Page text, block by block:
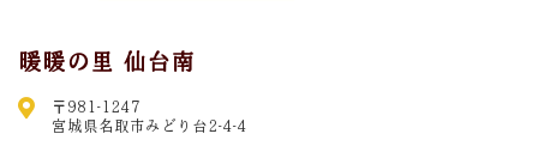
暖暖の里 仙台南
〒981-1247
宮城県名取市みどり台2-4-4